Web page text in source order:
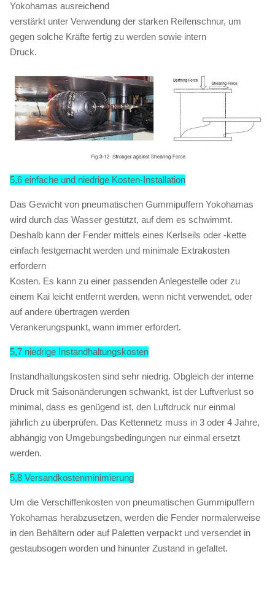
Yokohamas ausreichend
verstärkt unter Verwendung der starken Reifenschnur, um
gegen solche Kräfte fertig zu werden sowie intern
Druck.
5,6 einfache und niedrige Kosten-Installation
Das Gewicht von pneumatischen Gummipuffern Yokohamas
wird durch das Wasser gestützt, auf dem es schwimmt.
Deshalb kann der Fender mittels eines Kerlseils oder -kette
einfach festgemacht werden und minimale Extrakosten
erfordern
Kosten. Es kann zu einer passenden Anlegestelle oder zu
einem Kai leicht entfernt werden, wenn nicht verwendet, oder
auf andere übertragen werden
Verankerungspunkt, wann immer erfordert.
5,7 niedrige Instandhaltungskosten
Instandhaltungskosten sind sehr niedrig. Obgleich der interne
Druck mit Saisonänderungen schwankt, ist der Luftverlust so
minimal, dass es genügend ist, den Luftdruck nur einmal
jährlich zu überprüfen. Das Kettennetz muss in 3 oder 4 Jahre,
abhängig von Umgebungsbedingungen nur einmal ersetzt
werden.
5,8 Versandkostenminimierung
Um die Verschiffenkosten von pneumatischen Gummipuffern
Yokohamas herabzusetzen, werden die Fender normalerweise
in den Behältern oder auf Paletten verpackt und versendet in
gestaubsogen worden und hinunter Zustand in gefaltet.